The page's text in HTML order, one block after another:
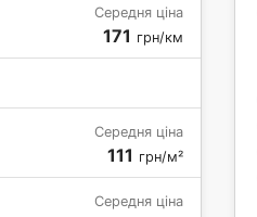
Середня ціна
171 грн/км
Середня ціна
111 грн/м²
Середня ціна